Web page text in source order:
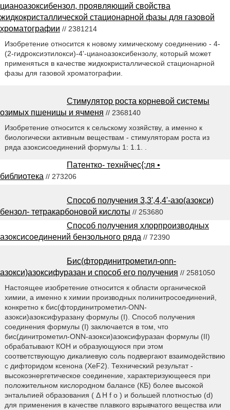
цианоазоксибензол, проявляющий свойства
жидкокристаллической стационарной фазы для газовой
хроматографии // 2381214
Изобретение относится к новому химическому соединению - 4-
(2-гидроксиэтилокси)-4'-цианоазоксибензолу, который может
применяться в качестве жидкокристаллической стационарной
фазы для газовой хроматографии.
Стимулятор роста корневой системы
озимых пшеницы и ячменя // 2368140
Изобретение относится к сельскому хозяйству, а именно к
биологически активным веществам - стимуляторам роста из
ряда азоксисоединений формулы 1: 1.1. .
Патентко- технйчес{:ля •
библиотека // 273206
Способ получения 3,3',4,4'-азо(азокси)
бензол- тетракарбоновой кислоты // 253680
Способ получения хлорпроизводных
азоксисоединений бензольного ряда // 72390
Бис(фтординитрометил-onn-
азокси)азоксифуразан и способ его получения // 2581050
Настоящее изобретение относится к области органической
химии, а именно к химии производных полинитросоединений,
конкретно к бис(фтординитрометил-ONN-
азокси)азоксифуразану формулы (I). Способ получения
соединения формулы (I) заключается в том, что
бис(динитрометил-ONN-азокси)азоксифуразан формулы (II)
обрабатывают КОН и образующуюся при этом
соответствующую дикалиевую соль подвергают взаимодействию
с дифторидом ксенона (XeF2). Технический результат -
высокоэнергетическое соединение, характеризующееся при
положительном кислородном балансе (КБ) более высокой
энтальпией образования ( Δ H f o ) и большей плотностью (d)
для применения в качестве плавкого взрывчатого вещества или